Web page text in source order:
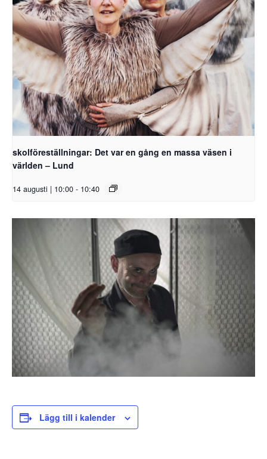
skolföreställningar: Det var en gång en massa väsen i
världen – Lund
14 augusti | 10:00 - 10:40
Lägg till i kalender